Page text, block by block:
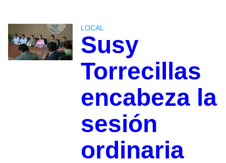
LOCAL
Susy
Torrecillas
encabeza la
sesión
ordinaria